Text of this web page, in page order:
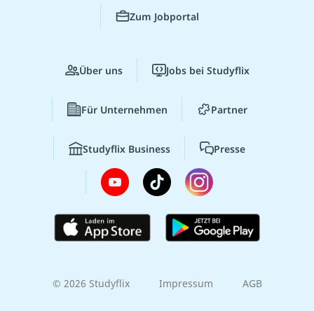
Zum Jobportal
Über uns Jobs bei Studyflix
Für Unternehmen Partner
Studyflix Business Presse
© 2026 Studyflix Impressum AGB